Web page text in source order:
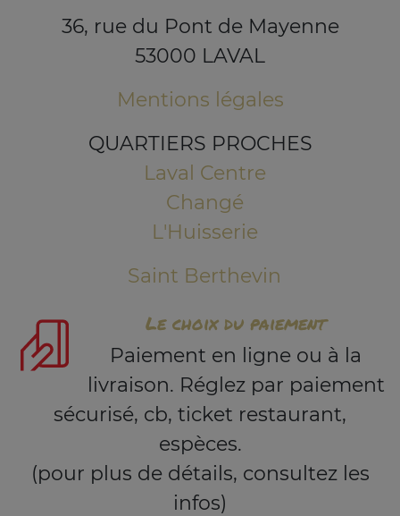
36, rue du Pont de Mayenne
53000 LAVAL
Mentions légales
QUARTIERS PROCHES
Laval Centre
Changé
L'Huisserie
Saint Berthevin
Le choix du paiement
Paiement en ligne ou à la
livraison. Réglez par paiement
sécurisé, cb, ticket restaurant,
espèces.
(pour plus de détails, consultez les
infos)